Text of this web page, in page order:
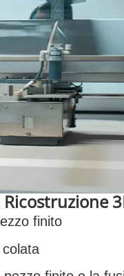
finito